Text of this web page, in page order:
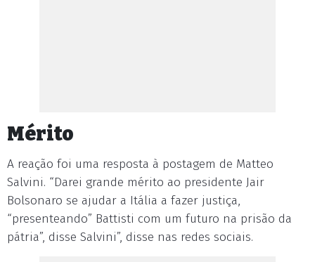
Mérito
A reação foi uma resposta à postagem de Matteo
Salvini. “Darei grande mérito ao presidente Jair
Bolsonaro se ajudar a Itália a fazer justiça,
“presenteando” Battisti com um futuro na prisão da
pátria”, disse Salvini”, disse nas redes sociais.